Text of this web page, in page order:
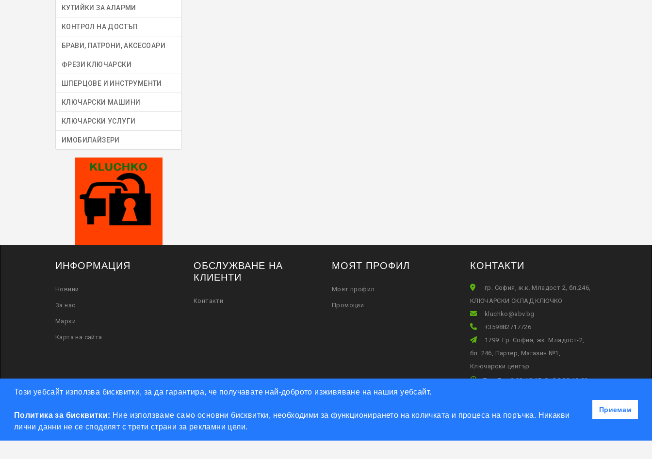
Този уебсайт използва бисквитки, за да гарантира, че получавате най-доброто изживяване на нашия уебсайт.
Политика за бисквитки: Ние използваме само основни бисквитки, необходими за функционирането на количката и процеса на поръчка. Никакви
лични данни не се споделят с трети страни за рекламни цели.
Приемам
КУТИЙКИ ЗА АЛАРМИ
КОНТРОЛ НА ДОСТЪП
БРАВИ, ПАТРОНИ, АКСЕСОАРИ
ФРЕЗИ КЛЮЧАРСКИ
ШПЕРЦОВЕ И ИНСТРУМЕНТИ
КЛЮЧАРСКИ МАШИНИ
КЛЮЧАРСКИ УСЛУГИ
ИМОБИЛАЙЗЕРИ
ИНФОРМАЦИЯ
Новини
За нас
Марки
Карта на сайта
ОБСЛУЖВАНЕ НА
КЛИЕНТИ
Контакти
МОЯТ ПРОФИЛ
Моят профил
Промоции
КОНТАКТИ
гр. София, ж.к. Младост 2, бл.246,
КЛЮЧАРСКИ СКЛАД КЛЮЧКО
gb.vba@okhculk
+359882717726
1799. Гр. София, жк. Младост-2,
бл. 246, Партер, Магазин №1,
Ключарски център
Пон-Пет 9:00-18:45, Съб:9:00-13:00
Powered by Accento theme